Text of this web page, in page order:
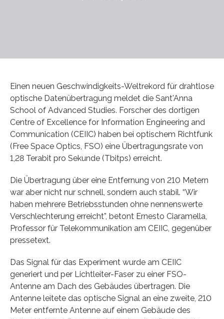
Einen neuen Geschwindigkeits-Weltrekord für drahtlose
optische Datenübertragung meldet die Sant'Anna
School of Advanced Studies. Forscher des dortigen
Centre of Excellence for Information Engineering and
Communication (CEIIC) haben bei optischem Richtfunk
(Free Space Optics, FSO) eine Übertragungsrate von
1,28 Terabit pro Sekunde (Tbitps) erreicht.
Die Übertragung über eine Entfernung von 210 Metern
war aber nicht nur schnell, sondern auch stabil. “Wir
haben mehrere Betriebsstunden ohne nennenswerte
Verschlechterung erreicht”, betont Ernesto Ciaramella,
Professor für Telekommunikation am CEIIC, gegenüber
pressetext.
Das Signal für das Experiment wurde am CEIIC
generiert und per Lichtleiter-Faser zu einer FSO-
Antenne am Dach des Gebäudes übertragen. Die
Antenne leitete das optische Signal an eine zweite, 210
Meter entfernte Antenne auf einem Gebäude des